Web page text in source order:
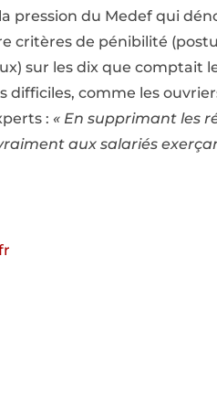
pression du Medef qui
critères de pénibilité
sur les dix que comptait
comme les
: « En supprimant les
aux salariés